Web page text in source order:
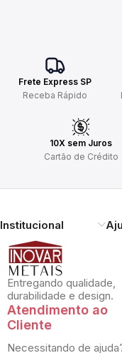
Frete Express SP
Receba Rápido
10X sem Juros
Cartão de Crédito
Institucional
Entregando qualidade,
durabilidade e design.
Atendimento ao
Cliente
Necessitando de